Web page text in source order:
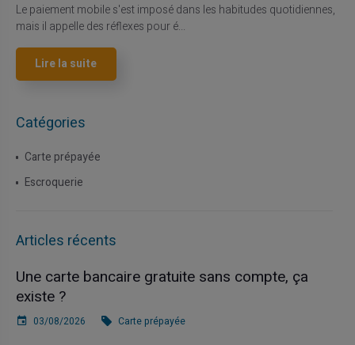
Le paiement mobile s'est imposé dans les habitudes quotidiennes,
mais il appelle des réflexes pour é...
Lire la suite
Catégories
Carte prépayée
Escroquerie
Articles récents
Une carte bancaire gratuite sans compte, ça
existe ?
03/08/2026 Carte prépayée